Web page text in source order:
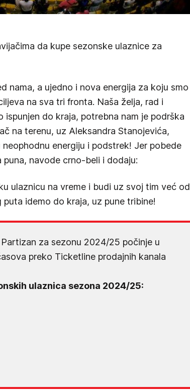
da kupe sezonske ulaznice za
nama, a ujedno i nova energija za koju smo
na sva tri fronta. Naša želja, rad i
do kraja, potrebna nam je podrška
na terenu, uz Aleksandra Stanojevića,
energiju i podstrek! Jer pobede
navode crno-beli i dodaju:
ulaznicu na vreme i budi uz svoj tim već od
idemo do kraja, uz pune tribine!
za sezonu 2024/25 počinje u
preko Ticketline prodajnih kanala
ulaznica sezona 2024/25: